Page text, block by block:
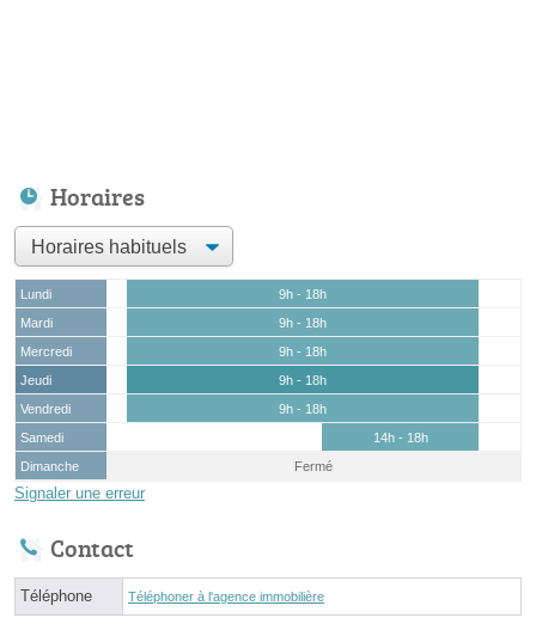
Horaires
Lundi
9h - 18h
Mardi
9h - 18h
Mercredi
9h - 18h
Jeudi
9h - 18h
Vendredi
9h - 18h
Samedi
14h - 18h
Dimanche
Fermé
Signaler une erreur
Contact
Téléphone Téléphoner à l'agence immobilière